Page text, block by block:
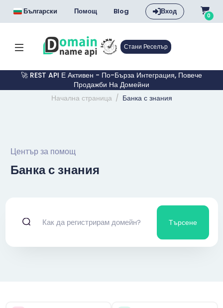
Български Помощ Blog Вход 0
Стани Реселър
🚀 REST API Е Активен - По-Бърза Интеграция, Повече
Продажби На Домейни
Начална страница
Банка с знания
Център за помощ
Банка с знания
Търсене